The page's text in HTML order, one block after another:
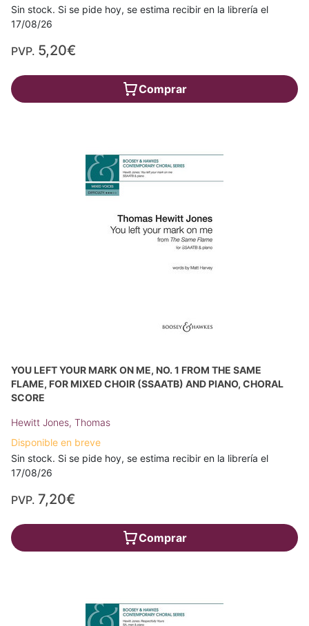
Sin stock. Si se pide hoy, se estima recibir en la librería el
17/08/26
PVP. 5,20€
Comprar
YOU LEFT YOUR MARK ON ME, NO. 1 FROM THE SAME
FLAME, FOR MIXED CHOIR (SSAATB) AND PIANO, CHORAL
SCORE
Hewitt Jones, Thomas
Disponible en breve
Sin stock. Si se pide hoy, se estima recibir en la librería el
17/08/26
PVP. 7,20€
Comprar